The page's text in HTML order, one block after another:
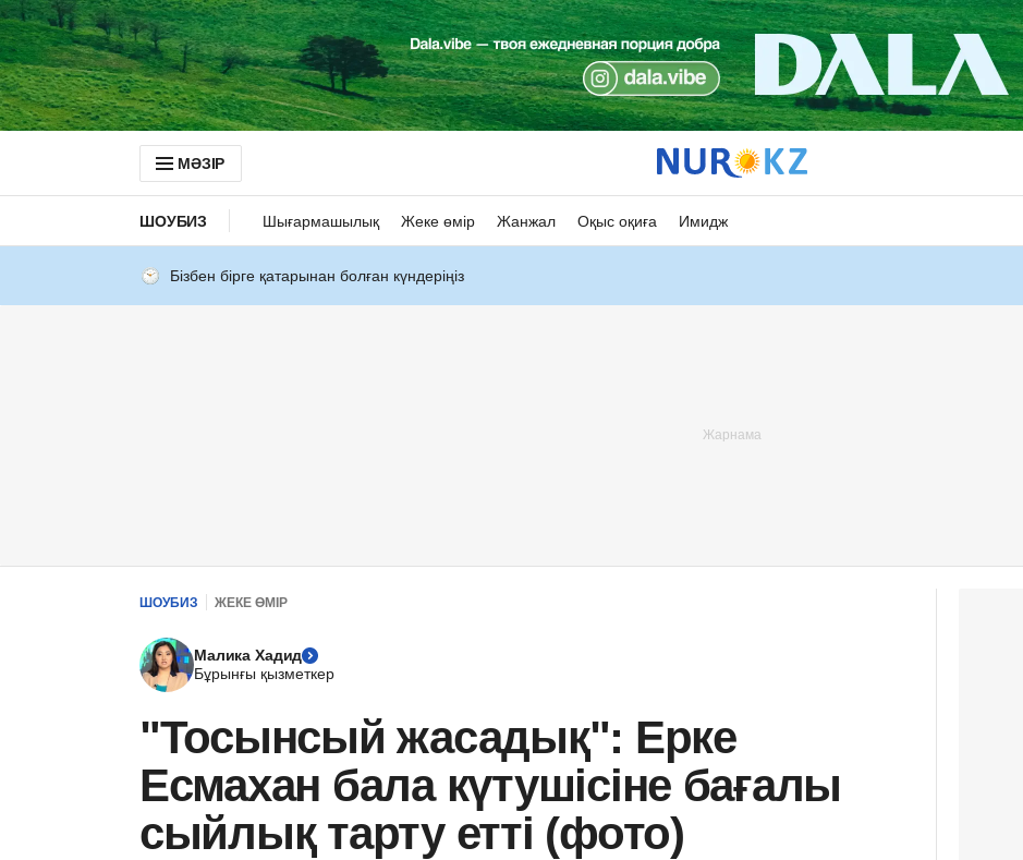
МӘЗІР
ШОУБИЗ Шығармашылық Жеке өмір Жанжал Оқыс оқиға Имидж
Бізбен бірге қатарынан болған күндеріңіз
ШОУБИЗ ЖЕКЕ ӨМІР
Малика Хадид
Бұрынғы қызметкер
"Тосынсый жасадық": Ерке
Есмахан бала күтушісіне бағалы
сыйлық тарту етті (фото)